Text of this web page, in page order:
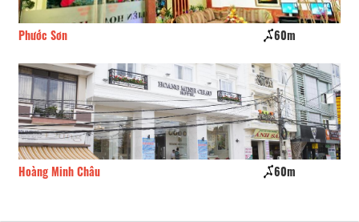
Phước Sơn 60m
Hoàng Minh Châu 60m